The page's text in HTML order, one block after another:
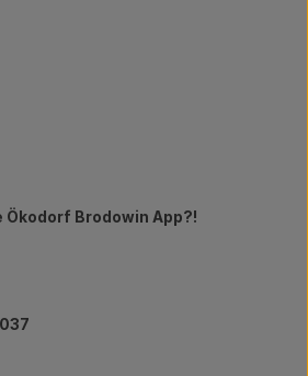
Ökodorf Brodowin App?!
zu https://brodowin.de/